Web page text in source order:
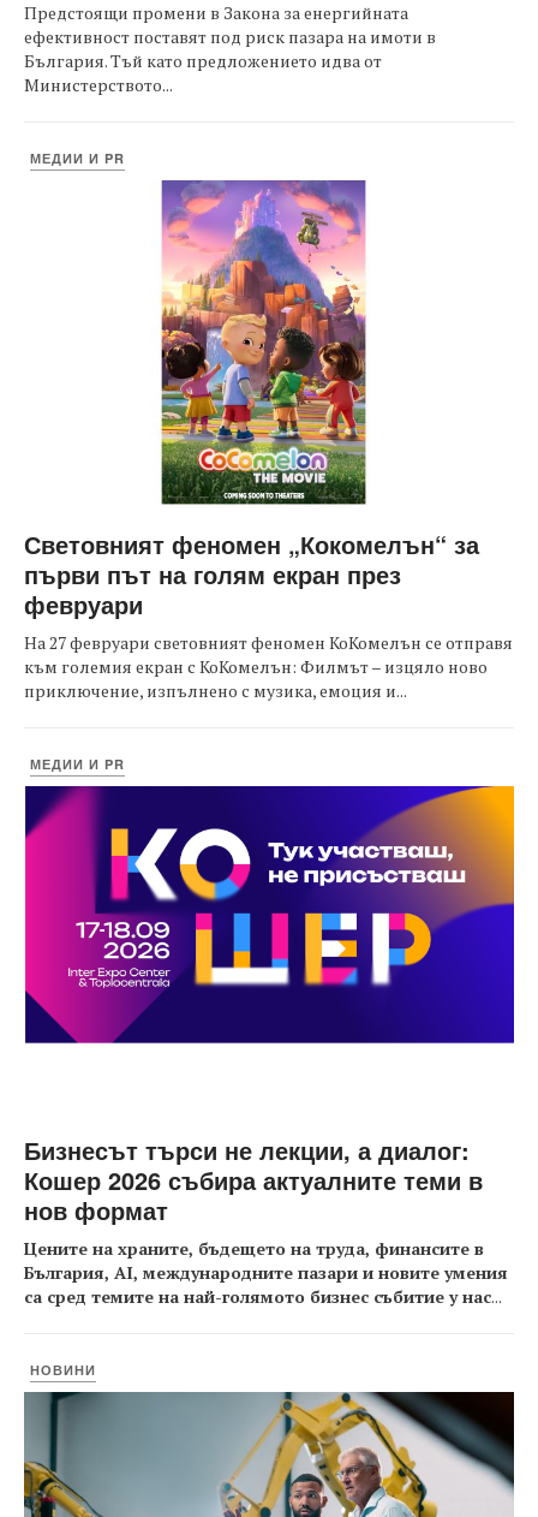
Предстоящи промени в Закона за енергийната
ефективност поставят под риск пазара на имоти в
България. Тъй като предложението идва от
Министерството...
МЕДИИ И PR
Световният феномен „Кокомелън“ за
първи път на голям екран през
февруари
На 27 февруари световният феномен КоКомелън се отправя
към големия екран с КоКомелън: Филмът – изцяло ново
приключение, изпълнено с музика, емоция и...
МЕДИИ И PR
Бизнесът търси не лекции, а диалог:
Кошер 2026 събира актуалните теми в
нов формат
Цените на храните, бъдещето на труда, финансите в
България, AI, международните пазари и новите умения
са сред темите на най-голямото бизнес събитие у нас...
НОВИНИ